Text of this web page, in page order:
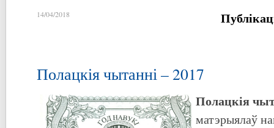
14/04/2018
Полацкія чытанні – 2017
Полацкія
матэрыялаў